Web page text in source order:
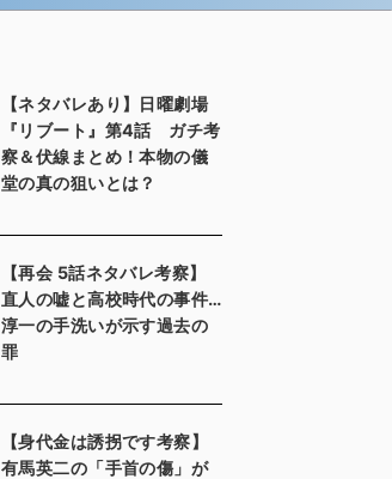
【ネタバレあり】日曜劇場
『リブート』第4話 ガチ考
察＆伏線まとめ！本物の儀
堂の真の狙いとは？
【再会 5話ネタバレ考察】
直人の嘘と高校時代の事件…
淳一の手洗いが示す過去の
罪
【身代金は誘拐です考察】
有馬英二の「手首の傷」が